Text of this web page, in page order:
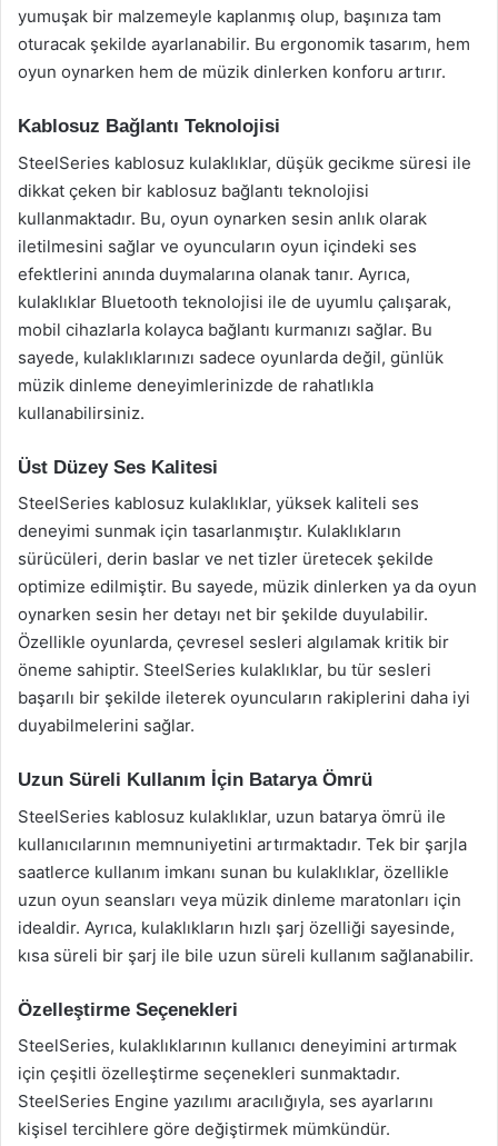
yumuşak bir malzemeyle kaplanmış olup, başınıza tam
oturacak şekilde ayarlanabilir. Bu ergonomik tasarım, hem
oyun oynarken hem de müzik dinlerken konforu artırır.
Kablosuz Bağlantı Teknolojisi
SteelSeries kablosuz kulaklıklar, düşük gecikme süresi ile
dikkat çeken bir kablosuz bağlantı teknolojisi
kullanmaktadır. Bu, oyun oynarken sesin anlık olarak
iletilmesini sağlar ve oyuncuların oyun içindeki ses
efektlerini anında duymalarına olanak tanır. Ayrıca,
kulaklıklar Bluetooth teknolojisi ile de uyumlu çalışarak,
mobil cihazlarla kolayca bağlantı kurmanızı sağlar. Bu
sayede, kulaklıklarınızı sadece oyunlarda değil, günlük
müzik dinleme deneyimlerinizde de rahatlıkla
kullanabilirsiniz.
Üst Düzey Ses Kalitesi
SteelSeries kablosuz kulaklıklar, yüksek kaliteli ses
deneyimi sunmak için tasarlanmıştır. Kulaklıkların
sürücüleri, derin baslar ve net tizler üretecek şekilde
optimize edilmiştir. Bu sayede, müzik dinlerken ya da oyun
oynarken sesin her detayı net bir şekilde duyulabilir.
Özellikle oyunlarda, çevresel sesleri algılamak kritik bir
öneme sahiptir. SteelSeries kulaklıklar, bu tür sesleri
başarılı bir şekilde ileterek oyuncuların rakiplerini daha iyi
duyabilmelerini sağlar.
Uzun Süreli Kullanım İçin Batarya Ömrü
SteelSeries kablosuz kulaklıklar, uzun batarya ömrü ile
kullanıcılarının memnuniyetini artırmaktadır. Tek bir şarjla
saatlerce kullanım imkanı sunan bu kulaklıklar, özellikle
uzun oyun seansları veya müzik dinleme maratonları için
idealdir. Ayrıca, kulaklıkların hızlı şarj özelliği sayesinde,
kısa süreli bir şarj ile bile uzun süreli kullanım sağlanabilir.
Özelleştirme Seçenekleri
SteelSeries, kulaklıklarının kullanıcı deneyimini artırmak
için çeşitli özelleştirme seçenekleri sunmaktadır.
SteelSeries Engine yazılımı aracılığıyla, ses ayarlarını
kişisel tercihlere göre değiştirmek mümkündür.